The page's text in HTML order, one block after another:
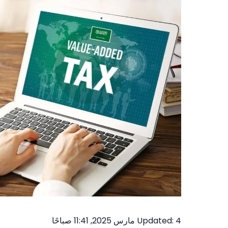
Updated: 4 مارس 2025, 11:41 صباحًا